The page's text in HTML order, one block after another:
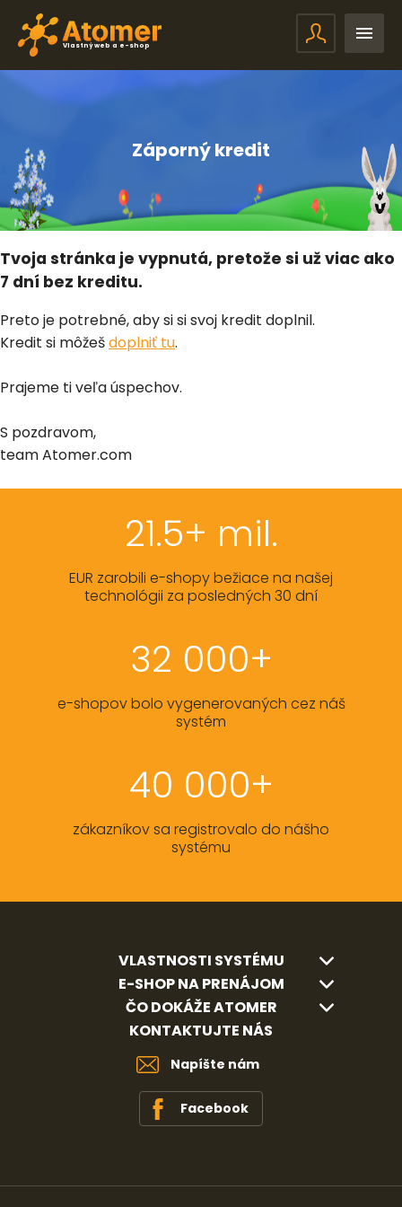
Vlastný web a e-shop
Záporný kredit
Tvoja stránka je vypnutá, pretože si už viac ako
7 dní bez kreditu.
Preto je potrebné, aby si si svoj kredit doplnil.
Kredit si môžešdoplniť tu.
Prajeme ti veľa úspechov.
S pozdravom,
team Atomer.com
21.5+ mil.
EUR zarobili e-shopy bežiace na našej
technológii za posledných 30 dní
32 000+
e-shopov bolo vygenerovaných cez náš
systém
40 000+
zákazníkov sa registrovalo do nášho
systému
VLASTNOSTI SYSTÉMU
E-SHOP NA PRENÁJOM
ČO DOKÁŽE ATOMER
KONTAKTUJTE NÁS
Napíšte nám
Facebook